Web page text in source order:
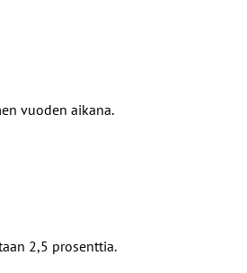
vuoden aikana.
2,5 prosenttia.